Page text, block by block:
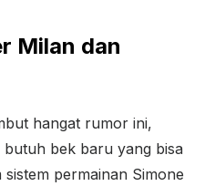
Milan dan
hangat rumor ini,
bek baru yang bisa
permainan Simone